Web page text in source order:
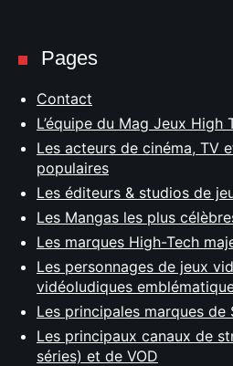
Pages
Contact
L’équipe du Mag Jeux High
Les acteurs de cinéma, TV
populaires
Les éditeurs & studios de
Les Mangas les plus
Les marques High-Tech
Les personnages de jeux
vidéoludiques
Les principales marques de
Les principaux canaux de
séries) et de VOD